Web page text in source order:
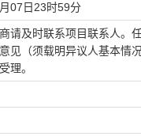
07日23时59分
请及时联系项目联系人
见（须载明异议人基本
理。